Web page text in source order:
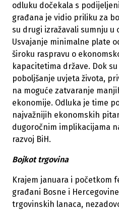
odluku dočekala s
građana je vidio priliku za
su drugi izražavali sumnju u
Usvajanje minimalne plate
široku raspravu o
kapacitetima države. Dok
poboljšanje uvjeta života,
na moguće zatvaranje
ekonomije. Odluka je time
najvažnijih ekonomskih
dugoročnim implikacijama
razvoj BiH.
Bojkot trgovina
Krajem januara i početkom
građani Bosne i
trgovinskih lanaca,